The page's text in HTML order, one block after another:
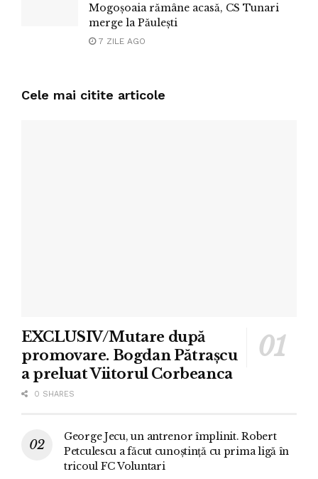
Mogoșoaia rămâne acasă, CS Tunari
merge la Păulești
7 ZILE AGO
Cele mai citite articole
EXCLUSIV/Mutare după
promovare. Bogdan Pătrașcu
a preluat Viitorul Corbeanca
0 SHARES
George Jecu, un antrenor împlinit. Robert
Petculescu a făcut cunoștință cu prima ligă în
tricoul FC Voluntari